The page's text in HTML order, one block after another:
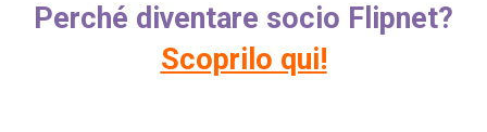
Perché diventare socio Flipnet?
Scoprilo qui!